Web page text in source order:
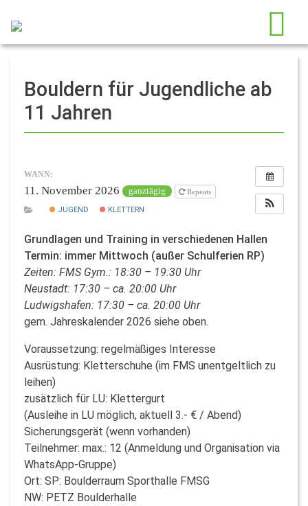
Bouldern für Jugendliche ab
11 Jahren
WANN:
11. November 2026 ganztägig Repeats
JUGEND KLETTERN
Grundlagen und Training in verschiedenen Hallen
Termin: immer Mittwoch (außer Schulferien RP)
Zeiten: FMS Gym.: 18:30 – 19:30 Uhr
Neustadt: 17:30 – ca. 20:00 Uhr
Ludwigshafen: 17:30 – ca. 20:00 Uhr
gem. Jahreskalender 2026 siehe oben.
Voraussetzung: regelmäßiges Interesse
Ausrüstung: Kletterschuhe (im FMS unentgeltlich zu
leihen)
zusätzlich für LU: Klettergurt
(Ausleihe in LU möglich, aktuell 3.- € / Abend)
Sicherungsgerät (wenn vorhanden)
Teilnehmer: max.: 12 (Anmeldung und Organisation via
WhatsApp-Gruppe)
Ort: SP: Boulderraum Sporthalle FMSG
NW: PETZ Boulderhalle